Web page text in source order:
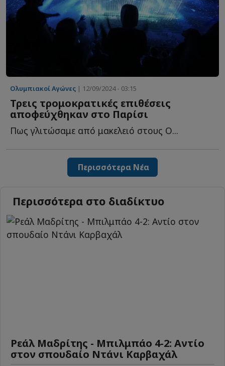
Ολυμπιακοί Αγώνες | 12/09/2024 - 03:15
Τρεις τρομοκρατικές επιθέσεις
αποφεύχθηκαν στο Παρίσι
Πως γλιτώσαμε από μακελειό στους Ο...
Περισσότερα Νέα
Περισσότερα στο διαδίκτυο
Ρεάλ Μαδρίτης - Μπιλμπάο 4-2: Αντίο
στον σπουδαίο Ντάνι Καρβαχάλ